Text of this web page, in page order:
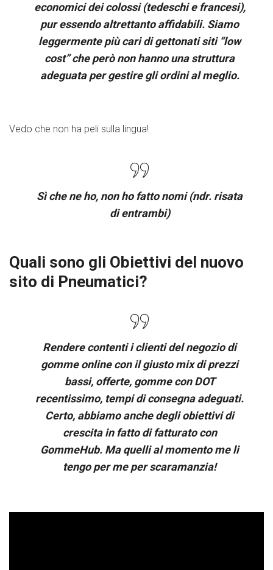
economici dei colossi (tedeschi e francesi),
pur essendo altrettanto affidabili. Siamo
leggermente più cari di gettonati siti “low
cost” che però non hanno una struttura
adeguata per gestire gli ordini al meglio.
Vedo che non ha peli sulla lingua!
Sì che ne ho, non ho fatto nomi (ndr. risata
di entrambi)
Quali sono gli Obiettivi del nuovo
sito di Pneumatici?
Rendere contenti i clienti del negozio di
gomme online con il giusto mix di prezzi
bassi, offerte, gomme con DOT
recentissimo, tempi di consegna adeguati.
Certo, abbiamo anche degli obiettivi di
crescita in fatto di fatturato con
GommeHub. Ma quelli al momento me li
tengo per me per scaramanzia!